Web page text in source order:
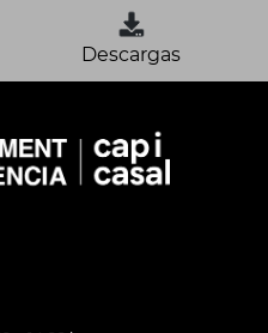
Descargas